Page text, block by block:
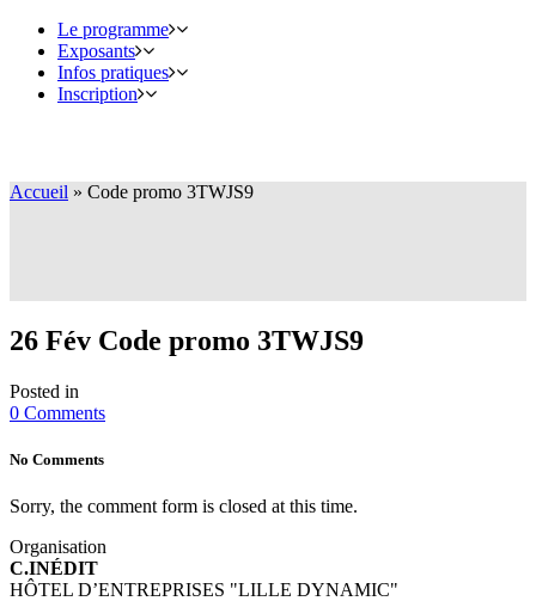
Le programme
Exposants
Infos pratiques
Inscription
Accueil » Code promo 3TWJS9
26 Fév Code promo 3TWJS9
Posted in
0 Comments
No Comments
Sorry, the comment form is closed at this time.
Organisation
C.INÉDIT
HÔTEL D’ENTREPRISES "LILLE DYNAMIC"